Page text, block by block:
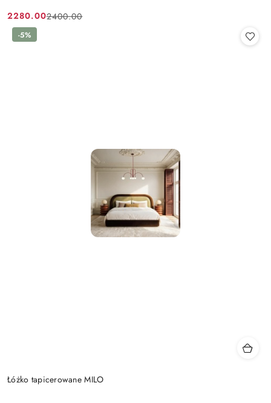
Cena
promocyjna:
2280.00
Cena
przed
2400.00
Łóżko tapicerowane MILO
-5%